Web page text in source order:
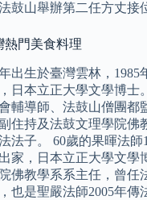
鼓山舉辦第二任方丈接
熱門美食料理
出生於臺灣雲林，1985
日本立正大學文學博士
輔導師、法鼓山僧團都
住持及法鼓文理學院佛
法子。 60歲的果暉法
家，日本立正大學文學
佛教學系系主任，曾任
也是聖嚴法師2005年傳